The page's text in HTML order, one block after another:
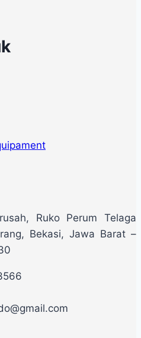
Ruko Perum Telaga
Bekasi, Jawa Barat –